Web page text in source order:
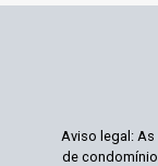
Aviso legal:
de